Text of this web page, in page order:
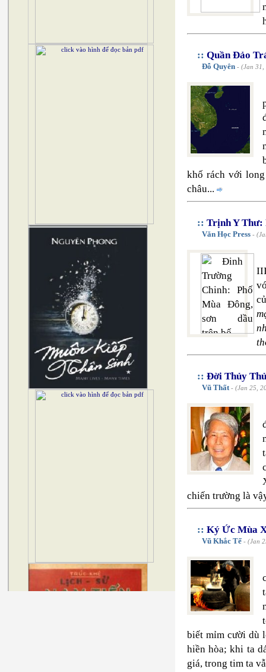
::Quần Đảo
Đỗ Quyên- (Jan 31,
khố rách với
châu...
::Trịnh Y Thư:
Văn Học Press-
::Đời Thủy
Vũ Thất- (Jan 25,
chiến trường là
::Ký Ức Mùa
Vũ Khắc Tế- (Jan
biết mỉm cười dù
hiền hòa; khi ta
giá, trong tim ta